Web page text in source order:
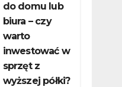
do domu lub
biura – czy
warto
inwestować w
sprzęt z
wyższej półki?